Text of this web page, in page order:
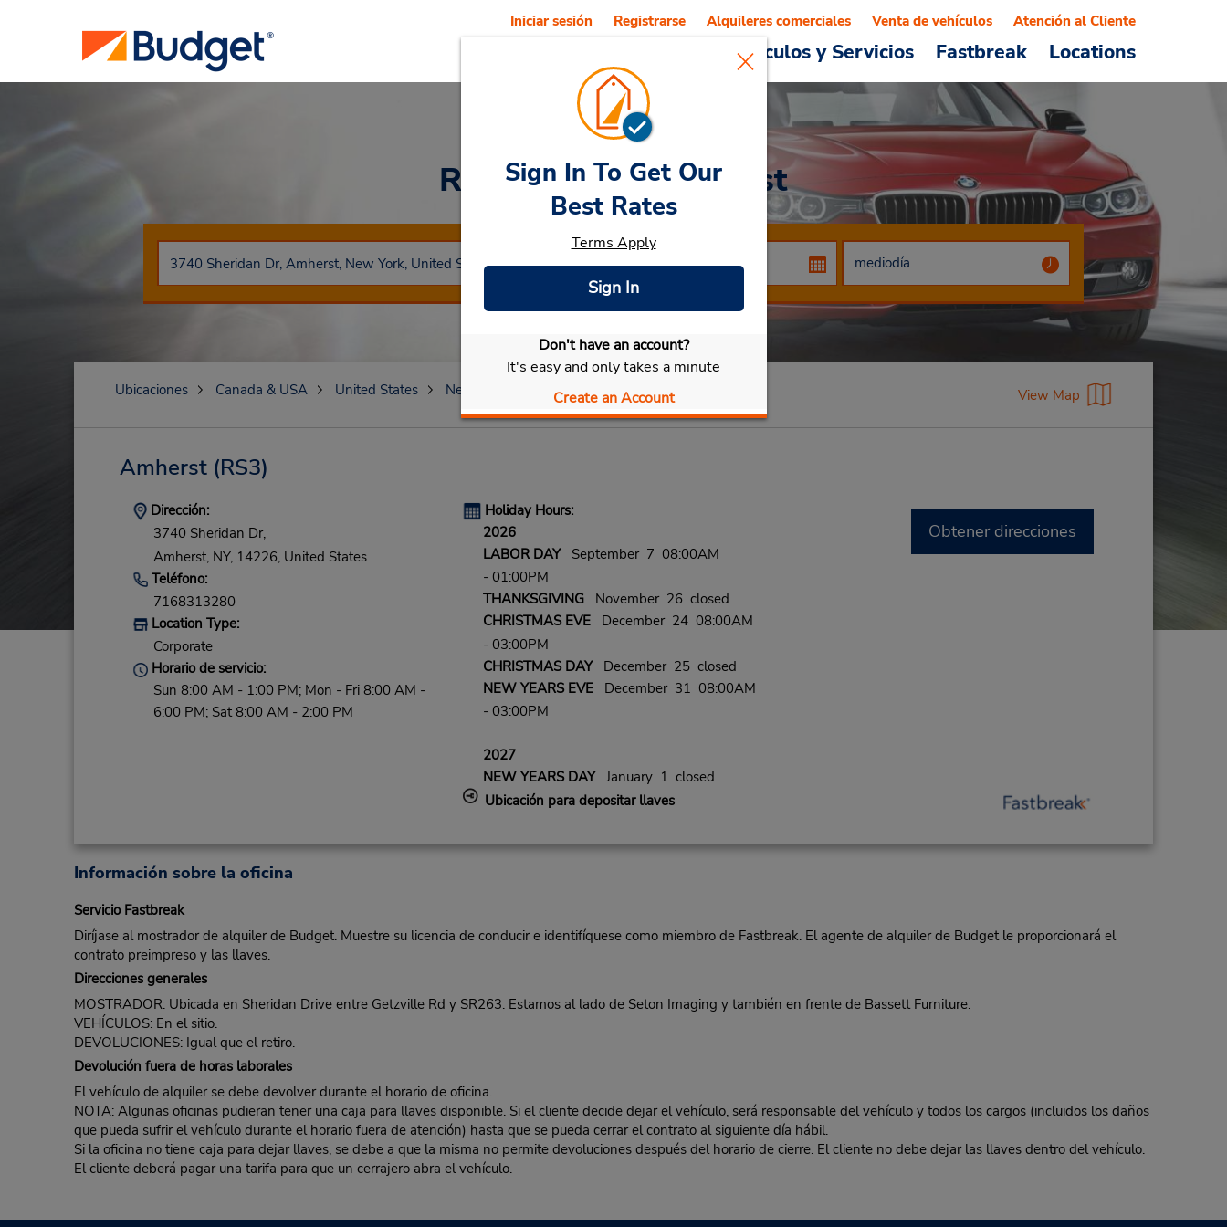
Vehículos y Servicios Fastbreak Locations
Iniciar sesión Registrarse Alquileres comerciales Venta de vehículos Atención al Cliente
Rent a Carat Amherst
Seleccionar mi vehículo
Sign In To Get Our
Best Rates
Terms Apply
Sign In
Don't have an account?
It's easy and only takes a minute
Create an Account
Ubicaciones Canada & USA United States New York Amherst Amherst View Map
Amherst(RS3)
Dirección:
3740 Sheridan Dr,
Amherst, NY, 14226, United States
Teléfono:
7168313280
Location Type:
Corporate
Horario de servicio:
Sun 8:00 AM - 1:00 PM; Mon - Fri 8:00 AM -
6:00 PM; Sat 8:00 AM - 2:00 PM
Holiday Hours:
2026
LABOR DAYSeptember 7 08:00AM
- 01:00PM
THANKSGIVINGNovember 26 closed
CHRISTMAS EVEDecember 24 08:00AM
- 03:00PM
CHRISTMAS DAYDecember 25 closed
NEW YEARS EVEDecember 31 08:00AM
- 03:00PM
2027
NEW YEARS DAYJanuary 1 closed
Ubicación para depositar llaves
Obtener direcciones
Información sobre la oficina
Servicio Fastbreak
Diríjase al mostrador de alquiler de Budget. Muestre su licencia de conducir e identifíquese como miembro de Fastbreak. El agente de alquiler de Budget le proporcionará el
contrato preimpreso y las llaves.
Direcciones generales
MOSTRADOR: Ubicada en Sheridan Drive entre Getzville Rd y SR263. Estamos al lado de Seton Imaging y también en frente de Bassett Furniture.
VEHÍCULOS: En el sitio.
DEVOLUCIONES: Igual que el retiro.
Devolución fuera de horas laborales
El vehículo de alquiler se debe devolver durante el horario de oficina.
NOTA: Algunas oficinas pudieran tener una caja para llaves disponible. Si el cliente decide dejar el vehículo, será responsable del vehículo y todos los cargos (incluidos los daños
que pueda sufrir el vehículo durante el horario fuera de atención) hasta que se pueda cerrar el contrato al siguiente día hábil.
Si la oficina no tiene caja para dejar llaves, se debe a que la misma no permite devoluciones después del horario de cierre. El cliente no debe dejar las llaves dentro del vehículo.
El cliente deberá pagar una tarifa para que un cerrajero abra el vehículo.